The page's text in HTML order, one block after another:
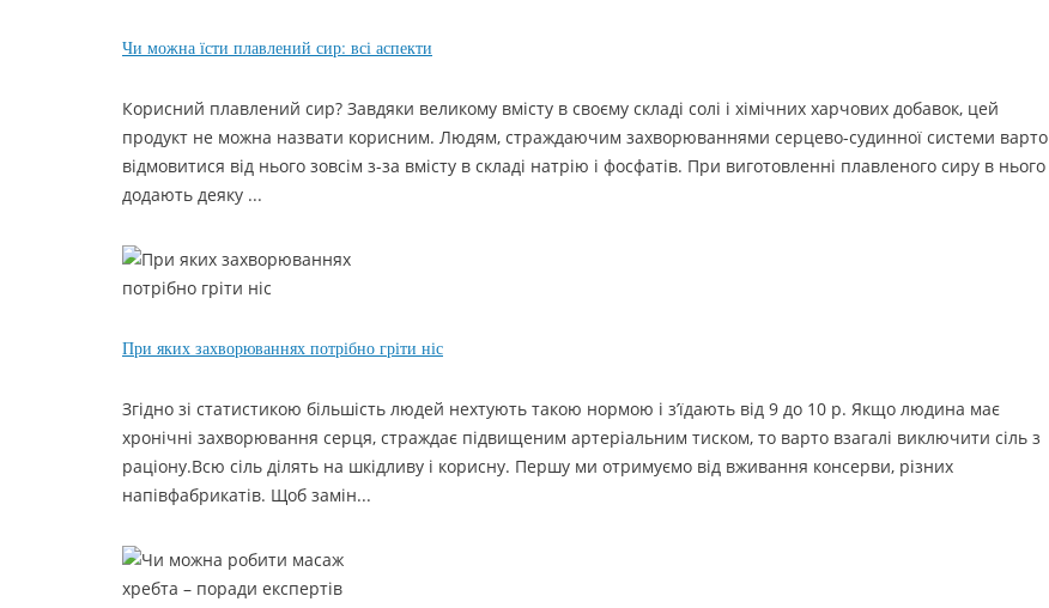
Чи можна їсти плавлений сир: всі аспекти
Корисний плавлений сир? Завдяки великому вмісту в своєму складі солі і хімічних харчових добавок, цей
продукт не можна назвати корисним. Людям, страждаючим захворюваннями серцево-судинної системи варто
відмовитися від нього зовсім з-за вмісту в складі натрію і фосфатів. При виготовленні плавленого сиру в нього
додають деяку ...
При яких захворюваннях потрібно гріти ніс
Згідно зі статистикою більшість людей нехтують такою нормою і з’їдають від 9 до 10 р. Якщо людина має
хронічні захворювання серця, страждає підвищеним артеріальним тиском, то варто взагалі виключити сіль з
раціону.Всю сіль ділять на шкідливу і корисну. Першу ми отримуємо від вживання консерви, різних
напівфабрикатів. Щоб замін...